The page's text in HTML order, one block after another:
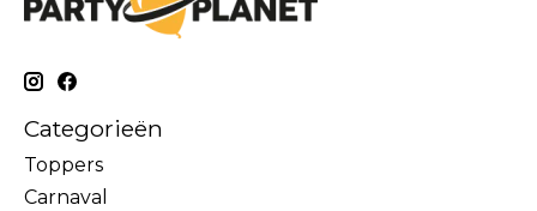
Categorieën
Toppers
Carnaval